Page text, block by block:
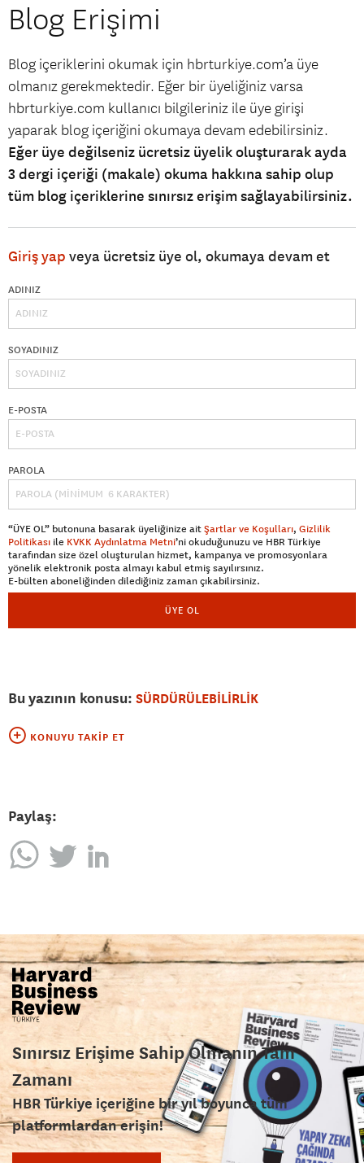
Blog Erişimi
Blog içeriklerini okumak için hbrturkiye.com’a üye
olmanız gerekmektedir. Eğer bir üyeliğiniz varsa
hbrturkiye.com kullanıcı bilgileriniz ile üye girişi
yaparak blog içeriğini okumaya devam edebilirsiniz.
Eğer üye değilseniz ücretsiz üyelik oluşturarak ayda
3 dergi içeriği (makale) okuma hakkına sahip olup
tüm blog içeriklerine sınırsız erişim sağlayabilirsiniz.
Giriş yap veya ücretsiz üye ol, okumaya devam et
ADINIZ
SOYADINIZ
E-POSTA
PAROLA
“ÜYE OL” butonuna basarak üyeliğinize aitŞartlar ve Koşulları, Gizlilik
Politikası ile KVKK Aydınlatma Metni’ni okuduğunuzu ve HBR Türkiye
tarafından size özel oluşturulan hizmet, kampanya ve promosyonlara
yönelik elektronik posta almayı kabul etmiş sayılırsınız.
E-bülten aboneliğinden dilediğiniz zaman çıkabilirsiniz.
ÜYE OL
Bu yazının konusu: SÜRDÜRÜLEBİLİRLİK
KONUYU TAKIP ET
Paylaş:
Sınırsız Erişime Sahip Olmanın Tam
Zamanı
HBR Türkiye içeriğine bir yıl boyunca tüm
platformlardan erişin!